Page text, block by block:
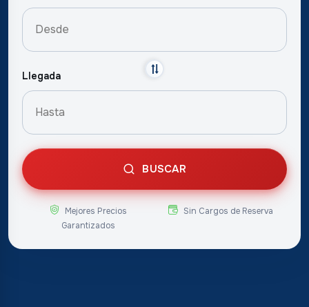
Llegada
BUSCAR
Mejores Precios
Garantizados
Sin Cargos de Reserva